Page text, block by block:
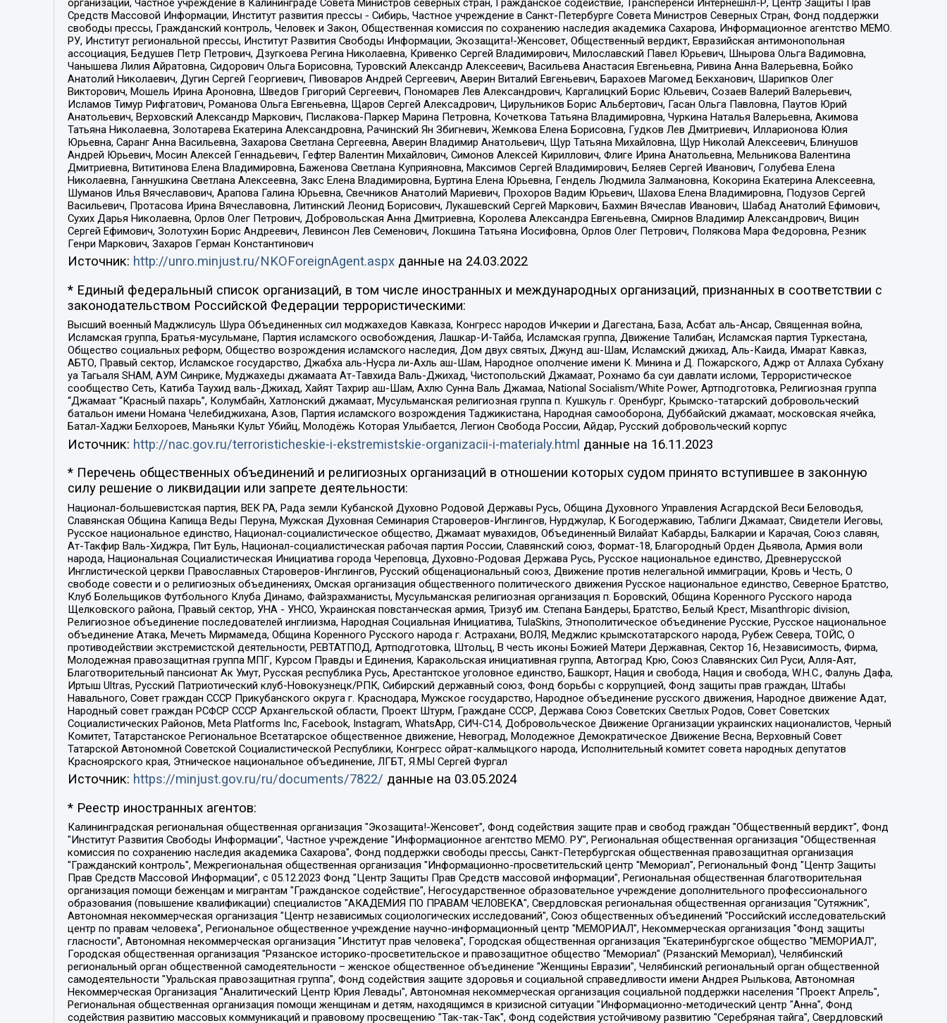
организаций, Частное учреждение в Калининграде Совета Министров северных стран, Гражданское содействие, Трансперенси Интернешнл-Р, Центр Защиты Прав
Средств Массовой Информации, Институт развития прессы - Сибирь, Частное учреждение в Санкт-Петербурге Совета Министров Северных Стран, Фонд поддержки
свободы прессы, Гражданский контроль, Человек и Закон, Общественная комиссия по сохранению наследия академика Сахарова, Информационное агентство МЕМО.
РУ, Институт региональной прессы, Институт Развития Свободы Информации, Экозащита!-Женсовет, Общественный вердикт, Евразийская антимонопольная
ассоциация, Бедушев Петр Петрович, Дзугкоева Регина Николаевна, Кривенко Сергей Владимирович, Милославский Павел Юрьевич, Шнырова Ольга Вадимовна,
Чанышева Лилия Айратовна, Сидорович Ольга Борисовна, Туровский Александр Алексеевич, Васильева Анастасия Евгеньевна, Ривина Анна Валерьевна, Бойко
Анатолий Николаевич, Дугин Сергей Георгиевич, Пивоваров Андрей Сергеевич, Аверин Виталий Евгеньевич, Барахоев Магомед Бекханович, Шарипков Олег
Викторович, Мошель Ирина Ароновна, Шведов Григорий Сергеевич, Пономарев Лев Александрович, Каргалицкий Борис Юльевич, Созаев Валерий Валерьевич,
Исламов Тимур Рифгатович, Романова Ольга Евгеньевна, Щаров Сергей Алексадрович, Цирульников Борис Альбертович, Гасан Ольга Павловна, Паутов Юрий
Анатольевич, Верховский Александр Маркович, Пислакова-Паркер Марина Петровна, Кочеткова Татьяна Владимировна, Чуркина Наталья Валерьевна, Акимова
Татьяна Николаевна, Золотарева Екатерина Александровна, Рачинский Ян Збигневич, Жемкова Елена Борисовна, Гудков Лев Дмитриевич, Илларионова Юлия
Юрьевна, Саранг Анна Васильевна, Захарова Светлана Сергеевна, Аверин Владимир Анатольевич, Щур Татьяна Михайловна, Щур Николай Алексеевич, Блинушов
Андрей Юрьевич, Мосин Алексей Геннадьевич, Гефтер Валентин Михайлович, Симонов Алексей Кириллович, Флиге Ирина Анатольевна, Мельникова Валентина
Дмитриевна, Вититинова Елена Владимировна, Баженова Светлана Куприяновна, Максимов Сергей Владимирович, Беляев Сергей Иванович, Голубева Елена
Николаевна, Ганнушкина Светлана Алексеевна, Закс Елена Владимировна, Буртина Елена Юрьевна, Гендель Людмила Залмановна, Кокорина Екатерина Алексеевна,
Шуманов Илья Вячеславович, Арапова Галина Юрьевна, Свечников Анатолий Мариевич, Прохоров Вадим Юрьевич, Шахова Елена Владимировна, Подузов Сергей
Васильевич, Протасова Ирина Вячеславовна, Литинский Леонид Борисович, Лукашевский Сергей Маркович, Бахмин Вячеслав Иванович, Шабад Анатолий Ефимович,
Сухих Дарья Николаевна, Орлов Олег Петрович, Добровольская Анна Дмитриевна, Королева Александра Евгеньевна, Смирнов Владимир Александрович, Вицин
Сергей Ефимович, Золотухин Борис Андреевич, Левинсон Лев Семенович, Локшина Татьяна Иосифовна, Орлов Олег Петрович, Полякова Мара Федоровна, Резник
Генри Маркович, Захаров Герман Константинович
Источник: http://unro.minjust.ru/NKOForeignAgent.aspxданные на 24.03.2022
* Единый федеральный список организаций, в том числе иностранных и международных организаций, признанных в соответствии с
законодательством Российской Федерации террористическими:
Высший военный Маджлисуль Шура Объединенных сил моджахедов Кавказа, Конгресс народов Ичкерии и Дагестана, База, Асбат аль-Ансар, Священная война,
Исламская группа, Братья-мусульмане, Партия исламского освобождения, Лашкар-И-Тайба, Исламская группа, Движение Талибан, Исламская партия Туркестана,
Общество социальных реформ, Общество возрождения исламского наследия, Дом двух святых, Джунд аш-Шам, Исламский джихад, Аль-Каида, Имарат Кавказ,
АБТО, Правый сектор, Исламское государство, Джабха аль-Нусра ли-Ахль аш-Шам, Народное ополчение имени К. Минина и Д. Пожарского, Аджр от Аллаха Субхану
уа Тагьаля SHAM, АУМ Синрике, Муджахеды джамаата Ат-Тавхида Валь-Джихад, Чистопольский Джамаат, Рохнамо ба суи давлати исломи, Террористическое
сообщество Сеть, Катиба Таухид валь-Джихад, Хайят Тахрир аш-Шам, Ахлю Сунна Валь Джамаа, National Socialism/White Power, Артподготовка, Религиозная группа
“Джамаат “Красный пахарь”, Колумбайн, Хатлонский джамаат, Мусульманская религиозная группа п. Кушкуль г. Оренбург, Крымско-татарский добровольческий
батальон имени Номана Челебиджихана, Азов, Партия исламского возрождения Таджикистана, Народная самооборона, Дуббайский джамаат, московская ячейка,
Батал-Хаджи Белхороев, Маньяки Культ Убийц, Молодёжь Которая Улыбается, Легион Свобода России, Айдар, Русский добровольческий корпус
Источник: http://nac.gov.ru/terroristicheskie-i-ekstremistskie-organizacii-i-materialy.html данные на 16.11.2023
* Перечень общественных объединений и религиозных организаций в отношении которых судом принято вступившее в законную
силу решение о ликвидации или запрете деятельности:
Национал-большевистская партия, ВЕК РА, Рада земли Кубанской Духовно Родовой Державы Русь, Община Духовного Управления Асгардской Веси Беловодья,
Славянская Община Капища Веды Перуна, Мужская Духовная Семинария Староверов-Инглингов, Нурджулар, К Богодержавию, Таблиги Джамаат, Свидетели Иеговы,
Русское национальное единство, Национал-социалистическое общество, Джамаат мувахидов, Объединенный Вилайат Кабарды, Балкарии и Карачая, Союз славян,
Ат-Такфир Валь-Хиджра, Пит Буль, Национал-социалистическая рабочая партия России, Славянский союз, Формат-18, Благородный Орден Дьявола, Армия воли
народа, Национальная Социалистическая Инициатива города Череповца, Духовно-Родовая Держава Русь, Русское национальное единство, Древнерусской
Инглистической церкви Православных Староверов-Инглингов, Русский общенациональный союз, Движение против нелегальной иммиграции, Кровь и Честь, О
свободе совести и о религиозных объединениях, Омская организация общественного политического движения Русское национальное единство, Северное Братство,
Клуб Болельщиков Футбольного Клуба Динамо, Файзрахманисты, Мусульманская религиозная организация п. Боровский, Община Коренного Русского народа
Щелковского района, Правый сектор, УНА - УНСО, Украинская повстанческая армия, Тризуб им. Степана Бандеры, Братство, Белый Крест, Misanthropic division,
Религиозное объединение последователей инглиизма, Народная Социальная Инициатива, TulaSkins, Этнополитическое объединение Русские, Русское национальное
объединение Атака, Мечеть Мирмамеда, Община Коренного Русского народа г. Астрахани, ВОЛЯ, Меджлис крымскотатарского народа, Рубеж Севера, ТОЙС, О
противодействии экстремистской деятельности, РЕВТАТПОД, Артподготовка, Штольц, В честь иконы Божией Матери Державная, Сектор 16, Независимость, Фирма,
Молодежная правозащитная группа МПГ, Курсом Правды и Единения, Каракольская инициативная группа, Автоград Крю, Союз Славянских Сил Руси, Алля-Аят,
Благотворительный пансионат Ак Умут, Русская республика Русь, Арестантское уголовное единство, Башкорт, Нация и свобода, Нация и свобода, W.H.С., Фалунь Дафа,
Иртыш Ultras, Русский Патриотический клуб-Новокузнецк/РПК, Сибирский державный союз, Фонд борьбы с коррупцией, Фонд защиты прав граждан, Штабы
Навального, Совет граждан СССР Прикубанского округа г. Краснодара, Мужское государство, Народное объединение русского движения, Народное движение Адат,
Народный совет граждан РСФСР СССР Архангельской области, Проект Штурм, Граждане СССР, Держава Союз Советских Светлых Родов, Совет Советских
Социалистических Районов, Meta Platforms Inc, Facebook, Instagram, WhatsApp, СИЧ-С14, Добровольческое Движение Организации украинских националистов, Черный
Комитет, Татарстанское Региональное Всетатарское общественное движение, Невоград, Молодежное Демократическое Движение Весна, Верховный Совет
Татарской Автономной Советской Социалистической Республики, Конгресс ойрат-калмыцкого народа, Исполнительный комитет совета народных депутатов
Красноярского края, Этническое национальное объединение, ЛГБТ, Я.МЫ Сергей Фургал
Источник: https://minjust.gov.ru/ru/documents/7822/ данные на 03.05.2024
* Реестр иностранных агентов:
Калининградская региональная общественная организация "Экозащита!-Женсовет", Фонд содействия защите прав и свобод граждан "Общественный вердикт", Фонд "Институт Развития Свободы Информации", Частное учреждение "Информационное агентство МЕМО. РУ", Региональная общественная организация "Общественная комиссия по сохранению наследия академика Сахарова", Фонд поддержки свободы прессы, Санкт-Петербургская общественная правозащитная организация "Гражданский контроль", Межрегиональная общественная организация "Информационно-просветительский центр "Мемориал", Региональный Фонд "Центр Защиты Прав Средств Массовой Информации", с 05.12.2023 Фонд "Центр Защиты Прав Средств массовой информации", Региональная общественная благотворительная организация помощи беженцам и мигрантам "Гражданское содействие", Негосударственное образовательное учреждение дополнительного профессионального образования (повышение квалификации) специалистов "АКАДЕМИЯ ПО ПРАВАМ ЧЕЛОВЕКА", Свердловская региональная общественная организация "Сутяжник", Автономная некоммерческая организация "Центр независимых социологических исследований", Союз общественных объединений "Российский исследовательский центр по правам человека", Региональное общественное учреждение научно-информационный центр "МЕМОРИАЛ", Некоммерческая организация "Фонд защиты гласности", Автономная некоммерческая организация "Институт прав человека", Городская общественная организация "Екатеринбургское общество "МЕМОРИАЛ", Городская общественная организация "Рязанское историко-просветительское и правозащитное общество "Мемориал" (Рязанский Мемориал), Челябинский региональный орган общественной самодеятельности – женское общественное объединение "Женщины Евразии", Челябинский региональный орган общественной самодеятельности "Уральская правозащитная группа", Фонд содействия защите здоровья и социальной справедливости имени Андрея Рылькова, Автономная Некоммерческая Организация "Аналитический Центр Юрия Левады", Автономная некоммерческая организация социальной поддержки населения "Проект Апрель", Региональная общественная организация помощи женщинам и детям, находящимся в кризисной ситуации "Информационно-методический центр "Анна", Фонд содействия развитию массовых коммуникаций и правовому просвещению "Так-так-Так", Фонд содействия устойчивому развитию "Серебряная тайга", Свердловский региональный общественный фонд социальных проектов "Новое время", "Idel.Реалии", Кавказ.Реалии, Крым.Реалии, Телеканал Настоящее Время, Татаро-башкирская служба Радио Свобода (Azatliq Radiosi), Радио Свободная Европа/Радио Свобода (PCE/PC), "Сибирь.Реалии", "Фактограф", Благотворительный фонд помощи осужденным и их семьям, Автономная некоммерческая организация "Институт глобализации и социальных движений", Фонд "В защиту прав заключенных", Частное учреждение "Центр поддержки и содействия развитию средств массовой информации", Пензенский региональный общественный благотворительный фонд "Гражданский союз", "Север.Реалии", Некоммерческая организация Фонд "Правовая инициатива", Общество с ограниченной ответственностью "Радио Свободная Европа/Радио Свобода", Чешское информационное агентство "MEDIUM-ORIENT", Красноярская региональная общественная организация "Мы против СПИДа", Камалягин Денис Николаевич, Маркелов Сергей Евгеньевич, Пономарев Лев Александрович, Савицкая Людмила Алексеевна, Автономная некоммерческая организация "Центр по работе с проблемой насилия "НАСИЛИЮ.НЕТ", Межрегиональный профессиональный союз работников здравоохранения "Альянс врачей", Юридическое лицо, зарегистрированное в Латвийской Республике, SIA "Medusa Project" (регистрационный номер 40103797863, дата регистрации 10.06.2014), Некоммерческая организация "Фонд по борьбе с коррупцией", Автономная некоммерческая организация "Институт права и публичной политики", Баданин Роман Сергеевич, Гликин Максим Александрович, Железнова Мария Михайловна, Лукьянова Юлия Сергеевна, Маетная Елизавета Витальевна, Маняхин Петр Борисович, Чуракова Ольга Владимировна, Ярош Юлия Петровна, Юридическое лицо "The Insider SIA", зарегистрированное в Риге, Латвийская Республика (дата регистрации 26.06.2015), являющееся администратором доменного имени интернет-издания "The Insider SIA", https://theins.ru, Постернак Алексей Евгеньевич, Рубин Михаил Аркадьевич, Анин Роман Александрович, Юридическое лицо Istories fonds, зарегистрированное в Латвийской Республике (регистрационный номер 50008295751, дата регистрации 24.02.2020), Великовский Дмитрий Александрович, Долинина Ирина Николаевна, Мароховская Алеся Алексеевна, Шлейнов Роман Юрьевич, Шмагун Олеся Валентиновна, Общество с ограниченной ответственностью "Альтаир 2021", Общество с ограниченной ответственностью "Вега 2021", Общество с ограниченной ответственностью "Главный редактор 2021", Общество с ограниченной ответственностью "Ромашки монолит", Важенков Артем Валерьевич, Ивановская областная общественная организация "Центр гендерных исследований", Гурман Юрий Альбертович, Медиапроект "ОВД-Инфо", Егоров Владимир Владимирович, Жилинский Владимир Александрович, Общество с ограниченной ответственностью "ЗП", Иванова София Юрьевна, Карезина Инна Павловна, Кильтау Екатерина Викторовна, Петров Алексей Викторович, Пискунов Сергей Евгеньевич, Смирнов Сергей Сергеевич, Тихонов Михаил Сергеевич, Общество с ограниченной ответственностью "ЖУРНАЛИСТ-ИНОСТРАННЫЙ АГЕНТ", Арапова Галина Юрьевна, Вольтская Татьяна Анатольевна, Американская компания "Mason G.E.S. Anonymous Foundation" (США), являющаяся владельцем интернет-издания https://mnews.world/, Компания "Stichting Bellingcat", зарегистрированная в Нидерландах (дата регистрации 11.07.2018), Захаров Андрей Вячеславович, Клепиковская Екатерина Дмитриевна, Общество с ограниченной ответственностью "МЕМО", Перл Роман Александрович, Симонов Евгений Алексеевич, Соловьева Елена Анатольевна, Сотников Даниил Владимирович, Сурначева Елизавета Дмитриевна, Автономная некоммерческая организация по защите прав человека и информированию населения "Якутия – Наше Мнение", Общество с ограниченной ответственностью "Москоу диджитал медиа", с 26.01.2023 Общество с ограниченной ответственностью "Чайка Белые сады", Ветошкина Валерия Валерьевна, Заговора Максим Александрович, Межрегиональное общественное движение "Российская ЛГБТ - сеть", Оленичев Максим Владимирович, Павлов Иван Юрьевич, Скворцова Елена Сергеевна, Общество с ограниченной ответственностью "Как бы инагент", Кочетков Игорь Викторович, Общество с ограниченной ответственностью "Честные выборы", Еланчик Олег Александрович, Общество с ограниченной ответственностью "Нобелевский призыв", Гималова Регина Эмилевна, Григорьев Андрей Валерьевич, Григорьева Алина Александровна, Ассоциация по содействию защите прав призывников, альтернативнослужащих и военнослужащих "Правозащитная группа "Гражданин.Армия.Право", Хисамова Регина Фаритовна, Автономная некоммерческая организация по реализации социально-правовых программ "Лилит", Дальневосточное общественное движение "Маяк", Санкт-Петербургская ЛГБТ-инициативная группа "Выход", Инициативная группа ЛГБТ+ "Реверс", Алексеев Андрей Викторович, Бекбулатова Таисия Львовна, Беляев Иван Михайлович, Владыкина Елена Сергеевна, Гельман Марат Александрович, Никульшина Вероника Юрьевна, Толоконникова Надежда Андреевна, Шендерович Виктор Анатольевич, Общество с ограниченной ответственностью "Данное сообщение", Общество с ограниченной ответственностью Издательский дом "Новая глава", Айнбиндер Александра Александровна, Московский комьюнити-центр для ЛГБТ+инициатив, Благотворительный фонд развития филантропии, Deutsche Welle (Германия, Kurt-Schumacher-Strasse 3, 53113 Bonn), Борзунова Мария Михайловна, Воробьев Виктор Викторович, Голубева Анна Львовна, Константинова Алла Михайловна, Малкова Ирина Владимировна, Мурадов Мурад Абдулгалимович, Осетинская Елизавета Николаевна, Понасенков Евгений Николаевич, Ганапольский Матвей Юрьевич, Киселев Евгений Алексеевич, Борухович Ирина Григорьевна, Дремин Иван Тимофеевич, Дубровский Дмитрий Викторович, Красноярская региональная общественная организация поддержки и развития альтернативных образовательных технологий и межкультурных коммуникаций "ИНТЕРРА", Маяковская Екатерина Алексеевна, Фейгин Марк Захарович, Филимонов Андрей Викторович, Дзугкоева Регина Николаевна, Доброхотов Роман Александрович, Дудь Юрий Александрович, Елкин Сергей Владимирович, Кругликов Кирилл Игоревич, Сабунаева Мария Леонидовна, Семенов Алексей Владимирович, Шаинян Карен Багратович, Шульман Екатерина Михайловна, Асафьев Артур Валерьевич, Вахштайн Виктор Семенович, Венедиктов Алексей Алексеевич, Лушникова Екатерина Евгеньевна, Волков Леонид Михайлович, Невзоров Александр Глебович, Пархоменко Сергей Борисович, Сироткин Ярослав Николаевич, Кара-Мурза Владимир Владимирович, Баранова Наталья Владимировна, Гозман Леонид Яковлевич, Кагарлицкий Борис Юльевич, Климарев Михаил Валерьевич, Милов Владимир Станиславович, Автономная некоммерческая организация Краснодарский центр современного искусства "Типография", Моргенштерн Алишер Тагирович, Соболь Любовь Эдуардовна, Общество с ограниченной ответственностью "ЛИЗА НОРМ", Каспаров Гарри Кимович, Ходорковский Михаил Борисович, Общество с ограниченной ответственностью "Апрельские тезисы", Данилович Ирина Брониславовна, Кашин Олег Владимирович, Петров Николай Владимирович, Пивоваров Алексей Владимирович, Соколов Михаил Владимирович, Цветкова Юлия Владимировна, Чичваркин Евгений Александрович, Комитет против пыток/Команда против пыток, Общество с ограниченной ответственностью "Первый научный", Общество с ограниченной ответственностью "Вертолет и ко", Белоцерковская Вероника Борисовна, Кац Максим Евгеньевич, Лазарева Татьяна Юрьевна, Шаведдинов Руслан Табризович, Яшин Илья Валерьевич, Общество с ограниченной ответственностью "Иноагент ААВ", Алешковский Дмитрий Петрович, Альбац Евгения Марковна, Быков Дмитрий Львович, Галямина Юлия Евгеньевна, Лойко Сергей Леонидович, Мартынов Кирилл Константинович, Медведев Сергей Александрович, Крашенинников Федор Геннадиевич, Гордеева Катерина Вл